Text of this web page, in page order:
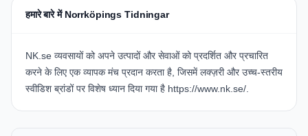
हमारे बारे में Norrköpings Tidningar
NK.se व्यवसायों को अपने उत्पादों और सेवाओं को प्रदर्शित और प्रचारित
करने के लिए एक व्यापक मंच प्रदान करता है, जिसमें लक्ज़री और उच्च-स्तरीय
स्वीडिश ब्रांडों पर विशेष ध्यान दिया गया है https://www.nk.se/.